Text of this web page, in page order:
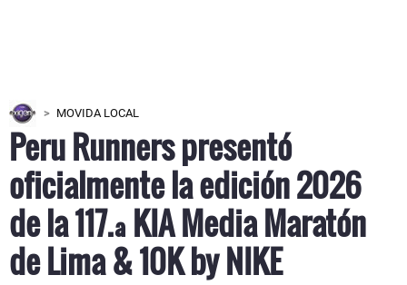
MOVIDA LOCAL
Peru Runners presentó
oficialmente la edición 2026
de la 117.ª KIA Media Maratón
de Lima & 10K by NIKE